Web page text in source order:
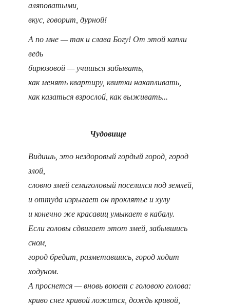
аляповатыми,
вкус, говорит, дурной!
А по мне — так и слава Богу! От этой капли
ведь
бирюзовой — учишься забывать,
как менять квартиру, квитки накапливать,
как казаться взрослой, как выживать...
Чудовище
Видишь, это нездоровый гордый город, город
злой,
словно змей семиголовый поселился под землей,
и оттуда изрыгает он проклятье и хулу
и конечно же красавиц умыкает в кабалу.
Если головы сдвигает этот змей, забывшись
сном,
город бредит, разметавшись, город ходит
ходуном.
А проснется — вновь воюет с головою голова:
криво снег кривой ложится, дождь кривой,